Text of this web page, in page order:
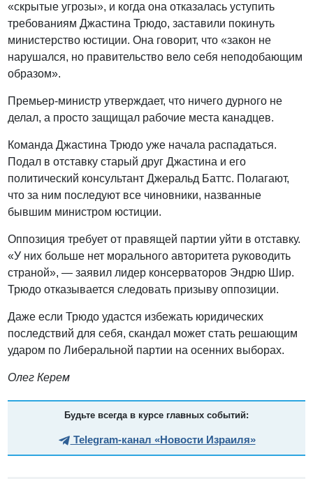
«скрытые угрозы», и когда она отказалась уступить
требованиям Джастина Трюдо, заставили покинуть
министерство юстиции. Она говорит, что «закон не
нарушался, но правительство вело себя неподобающим
образом».
Премьер-министр утверждает, что ничего дурного не
делал, а просто защищал рабочие места канадцев.
Команда Джастина Трюдо уже начала распадаться.
Подал в отставку старый друг Джастина и его
политический консультант Джеральд Баттс. Полагают,
что за ним последуют все чиновники, названные
бывшим министром юстиции.
Оппозиция требует от правящей партии уйти в отставку.
«У них больше нет морального авторитета руководить
страной», — заявил лидер консерваторов Эндрю Шир.
Трюдо отказывается следовать призыву оппозиции.
Даже если Трюдо удастся избежать юридических
последствий для себя, скандал может стать решающим
ударом по Либеральной партии на осенних выборах.
Олег Керем
Будьте всегда в курсе главных событий:
Telegram-канал «Новости Израиля»